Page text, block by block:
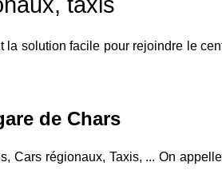
la solution facile pour rejoindre le
de Chars
Cars régionaux, Taxis, ... On